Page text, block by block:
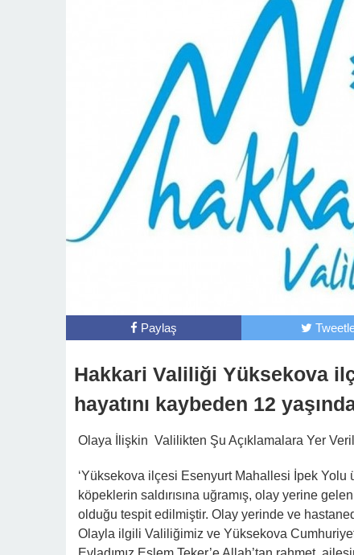
Paylaş
Hakkari Valiliği Yüksekova
hayatını kaybeden 12
Olaya İlişkin Valilikten Şu Açıklamalara Yer
‘Yüksekova ilçesi Esenyurt Mahallesi İpek Yolu
köpeklerin saldırısına uğramış, olay yerine
olduğu tespit edilmiştir. Olay yerinde ve
Olayla ilgili Valiliğimiz ve Yüksekova Cumhuriyet